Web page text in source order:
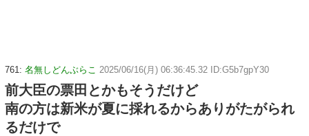
761: 名無しどんぶらこ 2025/06/16(月) 06:36:45.32 ID:G5b7gpY30
前大臣の票田とかもそうだけど
南の方は新米が夏に採れるからありがたがられ
るだけで